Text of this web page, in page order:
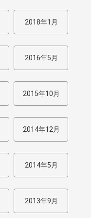
2018年1月
2016年5月
2015年10月
2014年12月
2014年5月
2013年9月